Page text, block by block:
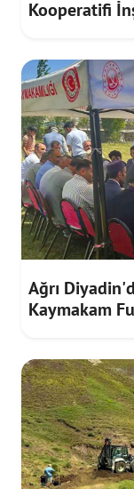
Kooperatifi
Ağrı
Kaymakam